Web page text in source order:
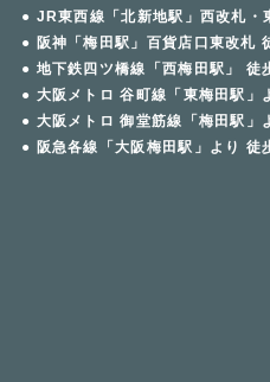
● JR東西線「北新地駅」西改札・
● 阪神「梅田駅」百貨店口東改札
● 地下鉄四ツ橋線「西梅田駅」 徒
● 大阪メトロ 谷町線「東梅田駅」
● 大阪メトロ 御堂筋線「梅田駅」
● 阪急各線「大阪梅田駅」より 徒